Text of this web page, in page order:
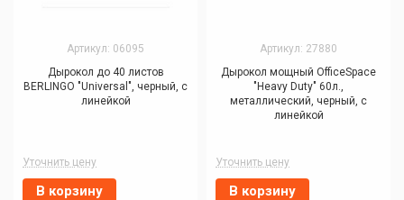
Артикул: 06095
Дырокол до 40 листов
BERLINGO "Universal", черный, с
линейкой
Уточнить цену
В корзину
Артикул: 27880
Дырокол мощный OfficeSpace
"Heavy Duty" 60л.,
металлический, черный, с
линейкой
Уточнить цену
В корзину